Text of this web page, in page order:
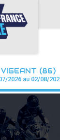
(86)
2026 au 02/08/